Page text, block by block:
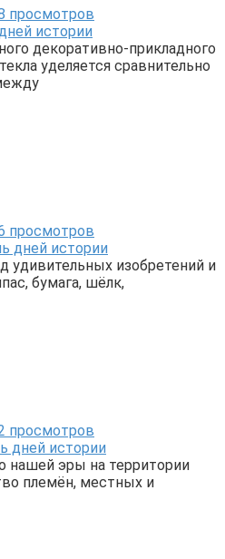
просмотров
истории
декоративно-прикладного
уделяется сравнительно
просмотров
дней истории
удивительных изобретений и
бумага, шёлк,
просмотров
дней истории
нашей эры на территории
племён, местных и